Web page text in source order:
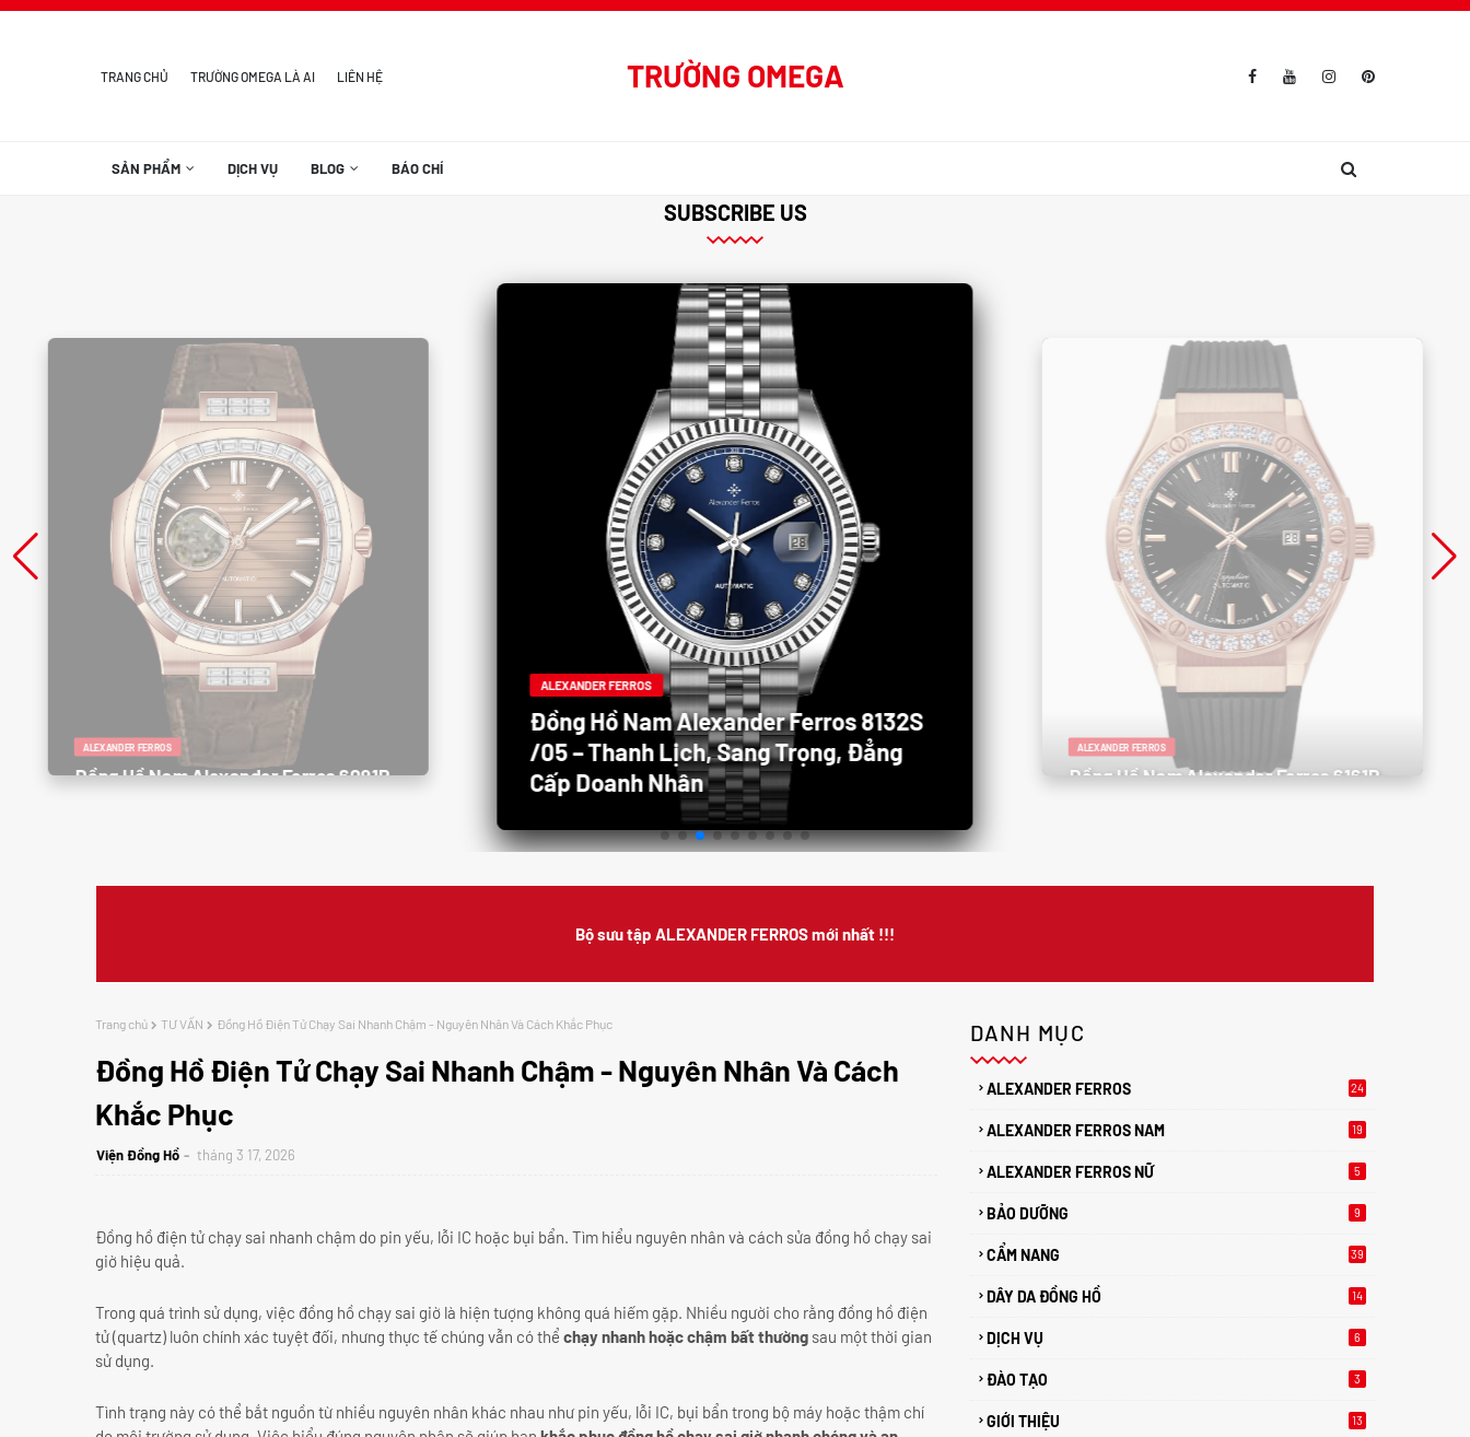
TRANG CHỦ TRƯỜNG OMEGA LÀ AI LIÊN HỆ TRƯỜNG OMEGA
SẢN PHẨM DỊCH VỤ BLOG BÁO CHÍ
SUBSCRIBE US
ALEXANDER FERROS
Đồng Hồ Nam Alexander Ferros 6091R-
ALEXANDER FERROS
Đồng Hồ Nam Alexander Ferros 8132S
/05 – Thanh Lịch, Sang Trọng, Đẳng
Cấp Doanh Nhân
ALEXANDER FERROS
Đồng Hồ Nam Alexander Ferros 6161R-
Bộ sưu tập ALEXANDER FERROS mới nhất !!!
Trang chủ TƯ VẤN Đồng Hồ Điện Tử Chạy Sai Nhanh Chậm - Nguyên Nhân Và Cách Khắc Phục
Đồng Hồ Điện Tử Chạy Sai Nhanh Chậm - Nguyên Nhân Và Cách
Khắc Phục
Viện Đồng Hồ tháng 3 17, 2026
Đồng hồ điện tử chạy sai nhanh chậm do pin yếu, lỗi IC hoặc bụi bẩn. Tìm hiểu nguyên nhân và cách sửa đồng hồ chạy sai
giờ hiệu quả.
Trong quá trình sử dụng, việc đồng hồ chạy sai giờ là hiện tượng không quá hiếm gặp. Nhiều người cho rằng đồng hồ điện
tử (quartz) luôn chính xác tuyệt đối, nhưng thực tế chúng vẫn có thể chạy nhanh hoặc chậm bất thường sau một thời gian
sử dụng.
Tình trạng này có thể bắt nguồn từ nhiều nguyên nhân khác nhau như pin yếu, lỗi IC, bụi bẩn trong bộ máy hoặc thậm chí
DANH MỤC
ALEXANDER FERROS 24
ALEXANDER FERROS NAM 19
ALEXANDER FERROS NỮ 5
BẢO DƯỠNG 9
CẨM NANG 39
DÂY DA ĐỒNG HỒ 14
DỊCH VỤ 6
ĐÀO TẠO 3
GIỚI THIỆU 13